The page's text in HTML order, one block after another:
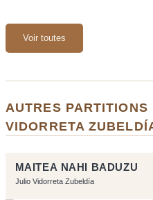
Voir toutes
AUTRES
VIDORRETA
MAITEA NAHI BADUZU
Julio Vidorreta Zubeldía